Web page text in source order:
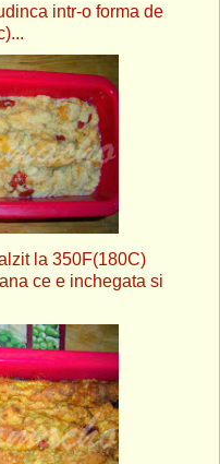
intr-o forma de
la 350F(180C)
ce e inchegata si